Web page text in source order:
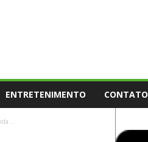
ENTRETENIMENTO CONTATO